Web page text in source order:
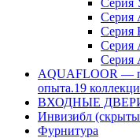
Серия
Серия
Серия
Серия
Серия
AQUAFLOOR —
опыта.19
ВХОДНЫЕ
Инвизибл
Фурнитура